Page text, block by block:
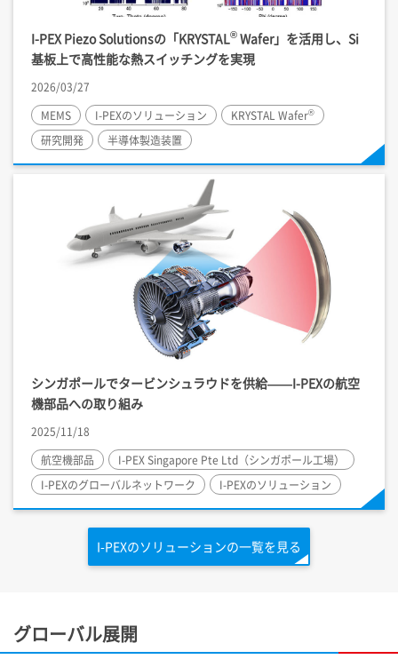
I-PEX Piezo Solutionsの「KRYSTAL ® Wafer」を活用し、Si
基板上で高性能な熱スイッチングを実現
2026/03/27
MEMS
I-PEXのソリューション KRYSTAL Wafer®
研究開発 半導体製造装置
シンガポールでタービンシュラウドを供給——I-PEXの航空
機部品への取り組み
2025/11/18
航空機部品
I-PEXSingapore Pte Ltd（シンガポール工場）
I-PEXのグローバルネットワーク I-PEXのソリューション
I-PEXのソリューションの一覧を見る
グローバル展開